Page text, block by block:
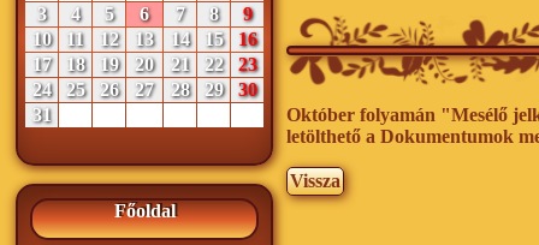
3
4 5 6 7 8
9
10
11 12 13 14 15
16
17
18 19 20 21 22
23
24
25 26 27 28 29
30
31
Főoldal
Október folyamán "Mesélő
letölthető a Dokumentumok
Vissza